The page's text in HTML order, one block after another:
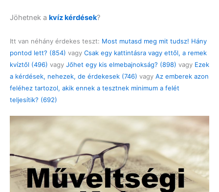
Jöhetnek a kvíz kérdések?
Itt van néhány érdekes teszt: Most mutasd meg mit tudsz! Hány
pontod lett? (854) vagy Csak egy kattintásra vagy ettől, a remek
kvíztől (496) vagy Jőhet egy kis elmebajnokság? (898) vagy Ezek
a kérdések, nehezek, de érdekesek (746) vagy Az emberek azon
feléhez tartozol, akik ennek a tesztnek minimum a felét
teljesítik? (692)